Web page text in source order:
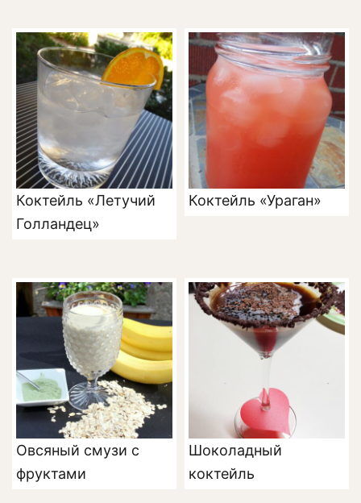
Коктейль «Летучий
Голландец»
Коктейль «Ураган»
Овсяный смузи с
фруктами
Шоколадный
коктейль